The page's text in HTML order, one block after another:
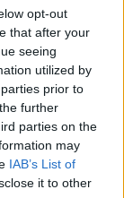
opt-out
that after your
seeing
utilized by
prior to
further
parties on the
may
IAB’s List of
it to other